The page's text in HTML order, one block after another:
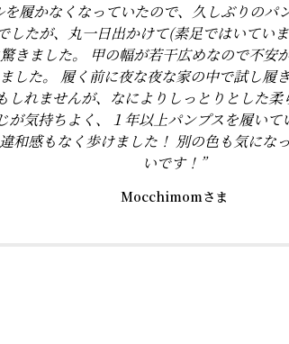
を履かなくなっていたので、久しぶりのパ
したが、丸一日出かけて(素足ではいてい
きました。 甲の幅が若干広めなので不安
した。 履く前に夜な夜な家の中で試し履
しれませんが、なによりしっとりとした柔
が気持ちよく、１年以上パンプスを履い
和感もなく歩けました！ 別の色も気にな
いです！”
Mocchimomさま